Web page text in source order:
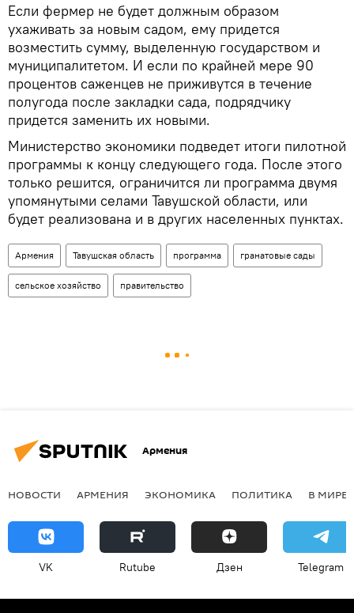
Если фермер не будет должным образом
ухаживать за новым садом, ему придется
возместить сумму, выделенную государством и
муниципалитетом. И если по крайней мере 90
процентов саженцев не приживутся в течение
полугода после закладки сада, подрядчику
придется заменить их новыми.
Министерство экономики подведет итоги пилотной
программы к концу следующего года. После этого
только решится, ограничится ли программа двумя
упомянутыми селами Тавушской области, или
будет реализована и в других населенных пунктах.
Армения Тавушская область программа гранатовые сады
сельское хозяйство правительство
Армения
НОВОСТИ АРМЕНИЯ ЭКОНОМИКА ПОЛИТИКА В МИРЕ
VK Rutube Дзен Telegram